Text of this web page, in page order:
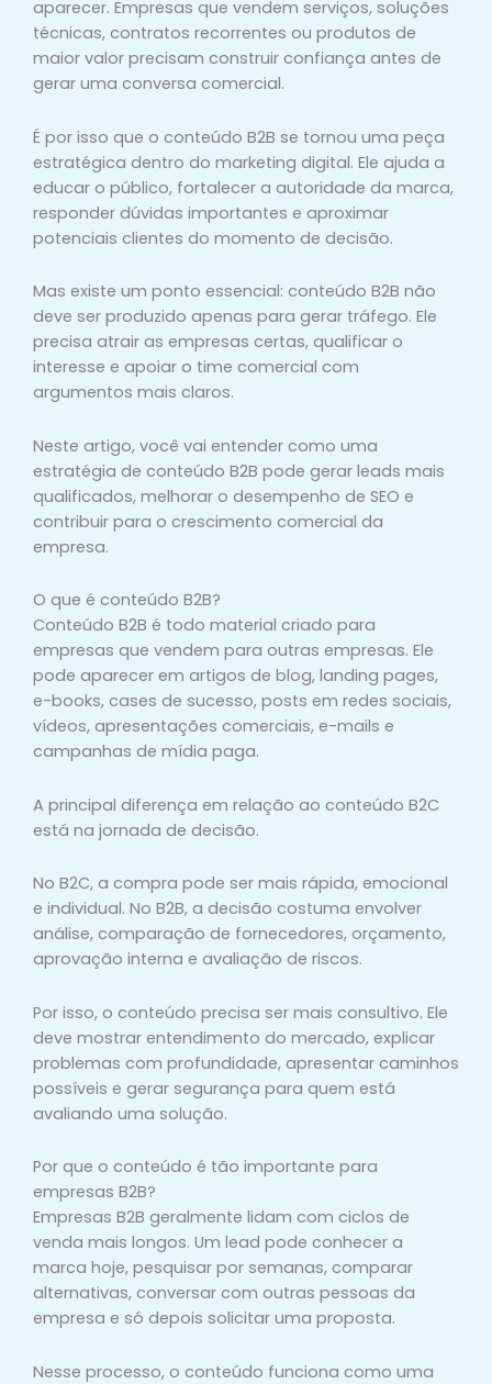
aparecer. Empresas que vendem serviços, soluções
técnicas, contratos recorrentes ou produtos de
maior valor precisam construir confiança antes de
gerar uma conversa comercial.
É por isso que o conteúdo B2B se tornou uma peça
estratégica dentro do marketing digital. Ele ajuda a
educar o público, fortalecer a autoridade da marca,
responder dúvidas importantes e aproximar
potenciais clientes do momento de decisão.
Mas existe um ponto essencial: conteúdo B2B não
deve ser produzido apenas para gerar tráfego. Ele
precisa atrair as empresas certas, qualificar o
interesse e apoiar o time comercial com
argumentos mais claros.
Neste artigo, você vai entender como uma
estratégia de conteúdo B2B pode gerar leads mais
qualificados, melhorar o desempenho de SEO e
contribuir para o crescimento comercial da
empresa.
O que é conteúdo B2B?
Conteúdo B2B é todo material criado para
empresas que vendem para outras empresas. Ele
pode aparecer em artigos de blog, landing pages,
e-books, cases de sucesso, posts em redes sociais,
vídeos, apresentações comerciais, e-mails e
campanhas de mídia paga.
A principal diferença em relação ao conteúdo B2C
está na jornada de decisão.
No B2C, a compra pode ser mais rápida, emocional
e individual. No B2B, a decisão costuma envolver
análise, comparação de fornecedores, orçamento,
aprovação interna e avaliação de riscos.
Por isso, o conteúdo precisa ser mais consultivo. Ele
deve mostrar entendimento do mercado, explicar
problemas com profundidade, apresentar caminhos
possíveis e gerar segurança para quem está
avaliando uma solução.
Por que o conteúdo é tão importante para
empresas B2B?
Empresas B2B geralmente lidam com ciclos de
venda mais longos. Um lead pode conhecer a
marca hoje, pesquisar por semanas, comparar
alternativas, conversar com outras pessoas da
empresa e só depois solicitar uma proposta.
Nesse processo, o conteúdo funciona como uma